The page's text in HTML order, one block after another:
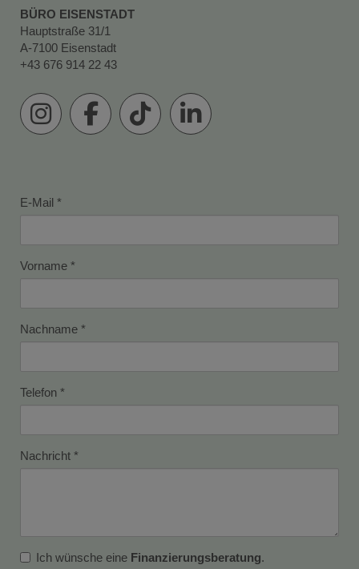
BÜRO EISENSTADT
Hauptstraße 31/1
A-7100 Eisenstadt
+43 676 914 22 43
E-Mail
Vorname
Nachname
Telefon
Nachricht
Ich wünsche eine Finanzierungsberatung.